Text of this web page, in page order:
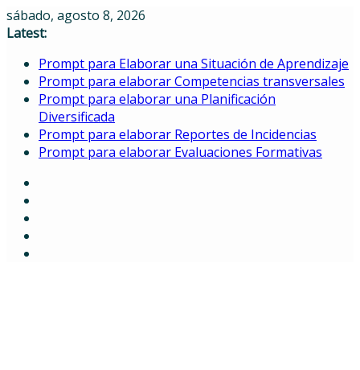
Skip
to
sábado, agosto 8, 2026
Latest:
Prompt para Elaborar una Situación de Aprendizaje
Prompt para elaborar Competencias transversales
Prompt para elaborar una Planificación
Diversificada
Prompt para elaborar Reportes de Incidencias
Prompt para elaborar Evaluaciones Formativas